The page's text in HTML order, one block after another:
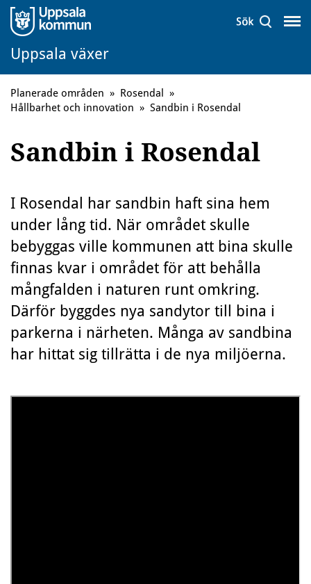
Uppsala växer
Planerade områden » Rosendal
»
Hållbarhet och innovation » Sandbin i Rosendal
Sandbin i Rosendal
I Rosendal har sandbin haft sina hem
under lång tid. När området skulle
bebyggas ville kommunen att bina skulle
finnas kvar i området för att behålla
mångfalden i naturen runt omkring.
Därför byggdes nya sandytor till bina i
parkerna i närheten. Många av sandbina
har hittat sig tillrätta i de nya miljöerna.